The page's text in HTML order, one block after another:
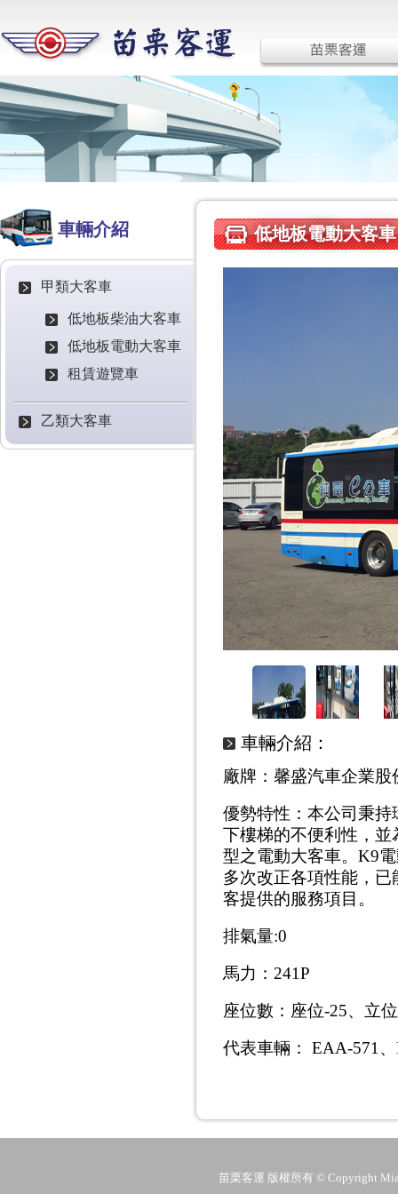
車輛介紹
甲類大客車
低地板柴油大客車
低地板電動大客車
租賃遊覽車
乙類大客車
低地板電動大客車
車輛介紹：
廠牌 ： 馨盛汽車企業股
優勢特性 ： 本公司秉持
下樓梯的不便利性，
型之電動大客車。 K9
多次改正各項性能，
客提供的服務項目。
排氣量:0
馬力 ： 241P
座位數 ： 座位-25、立位
代表車輛 ： EAA-571 、
苗栗客運 版權所有 © Copyright